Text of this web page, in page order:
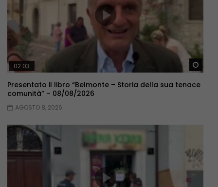
02:03
Presentato il libro “Belmonte – Storia della sua tenace
comunità” – 08/08/2026
AGOSTO 8, 2026